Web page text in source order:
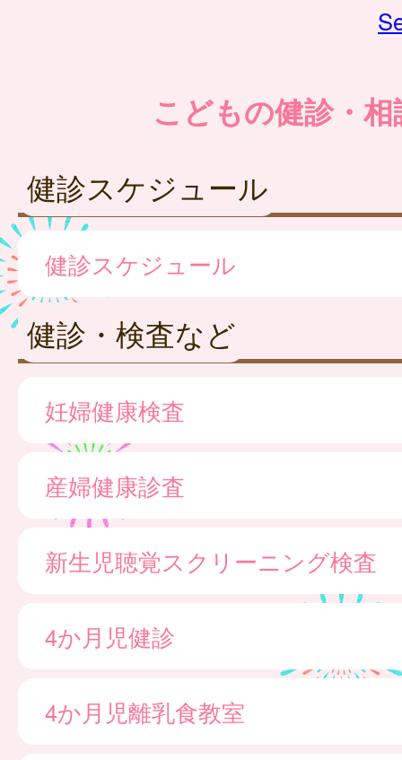
こどもの健診・相
健診スケジュール
健診スケジュール
健診・検査など
妊婦健康検査
産婦健康診査
新生児聴覚スクリーニング検査
4か月児健診
4か月児離乳食教室